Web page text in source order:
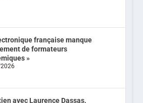
française manque
de formateurs
»
avec Laurence Dassas,